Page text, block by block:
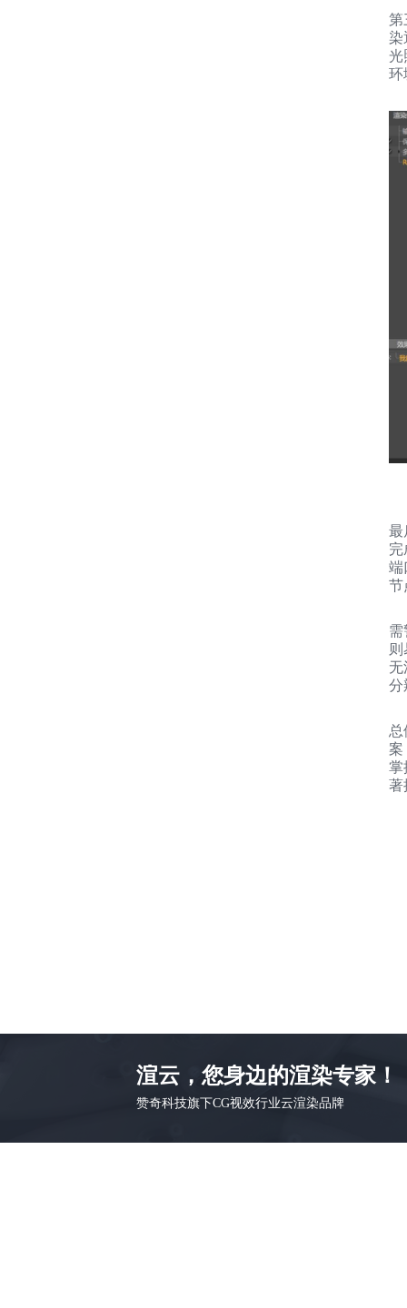
第
染
光
环
最
完
端
节
需
无
分
总
案
掌
著
渲云，您身边的渲染专家！
赞奇科技旗下CG视效行业云渲染品牌